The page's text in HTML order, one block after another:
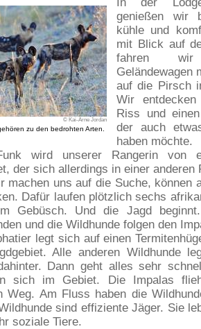
© Kai-Arne Jordan
zu den bedrohten Arten.
genießen wir
kühle und
mit Blick auf
fahren
Geländewagen
auf die Pirsch
Wir
Riss und
der auch
haben möchte.
wird unserer Rangerin von
der sich allerdings in einer anderen
machen uns auf die Suche, können
Dafür laufen plötzlich sechs
Gebüsch. Und die Jagd
und die Wildhunde folgen den
legt sich auf einen
Alle anderen Wildhunde
Dann geht alles sehr
sich im Gebiet. Die Impalas
Weg. Am Fluss haben die
sind effiziente Jäger. Sie
soziale Tiere.